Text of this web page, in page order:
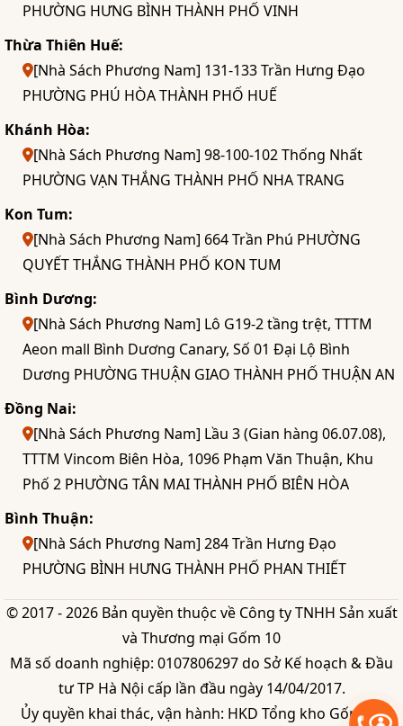
PHƯỜNG HƯNG BÌNH THÀNH PHỐ VINH
Thừa Thiên Huế:
[Nhà Sách Phương Nam] 131-133 Trần Hưng Đạo
PHƯỜNG PHÚ HÒA THÀNH PHỐ HUẾ
Khánh Hòa:
[Nhà Sách Phương Nam] 98-100-102 Thống Nhất
PHƯỜNG VẠN THẮNG THÀNH PHỐ NHA TRANG
Kon Tum:
[Nhà Sách Phương Nam] 664 Trần Phú PHƯỜNG
QUYẾT THẮNG THÀNH PHỐ KON TUM
Bình Dương:
[Nhà Sách Phương Nam] Lô G19-2 tầng trệt, TTTM
Aeon mall Bình Dương Canary, Số 01 Đại Lộ Bình
Dương PHƯỜNG THUẬN GIAO THÀNH PHỐ THUẬN AN
Đồng Nai:
[Nhà Sách Phương Nam] Lầu 3 (Gian hàng 06.07.08),
TTTM Vincom Biên Hòa, 1096 Phạm Văn Thuận, Khu
Phố 2 PHƯỜNG TÂN MAI THÀNH PHỐ BIÊN HÒA
Bình Thuận:
[Nhà Sách Phương Nam] 284 Trần Hưng Đạo
PHƯỜNG BÌNH HƯNG THÀNH PHỐ PHAN THIẾT
© 2017 - 2026 Bản quyền thuộc về Công ty TNHH Sản xuất
và Thương mại Gốm 10
Mã số doanh nghiệp: 0107806297 do Sở Kế hoạch & Đầu
tư TP Hà Nội cấp lần đầu ngày 14/04/2017.
Ủy quyền khai thác, vận hành: HKD Tổng kho Gốm 10